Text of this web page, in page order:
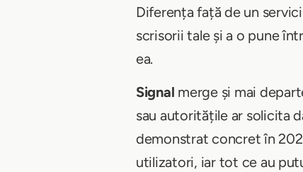
Diferența față de un
scrisorii tale și a o pune
ea.
Signal merge și mai
sau autoritățile ar solicita
demonstrat concret în
utilizatori, iar tot ce au